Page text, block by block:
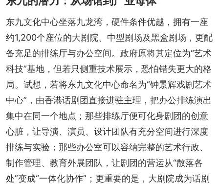
东九文化中心坐落九龙湾，硬件条件优越，拥有一座
约1,200个座位的大剧院、中型剧场及黑盒剧场，更配
备充足的排练厅与办公空间。政府原将其定位为“艺术
科技”基地，但若只侧重技术展示，恐怕错失更大的格
局。试想，若将东九文化中心命名为“钟景辉戏剧艺术
中心”，由香港话剧团直接进驻主理，把办公排练演出
集中在同一个地点；那些排练厅便可化身剧团的创意
心脏，让导演、演员、设计团队有充分空间进行深度
排练与实验；那些办公室可以容纳完整的艺术行政、
制作管理、教育外展团队，让剧团的营运从“散落各
处”变成“一体化协作”；更重要的是，大剧院成为话剧